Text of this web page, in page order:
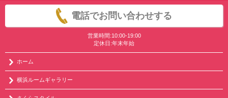
電話でお問い合わせする
営業時間:10:00-19:00
定休日:年末年始
ホーム
横浜ルームギャラリー